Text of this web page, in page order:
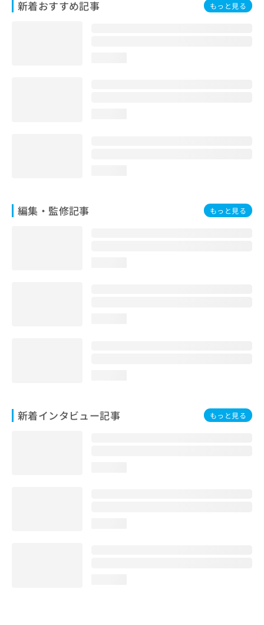
新着おすすめ記事 もっと見る
編集・監修記事 もっと見る
新着インタビュー記事 もっと見る
お